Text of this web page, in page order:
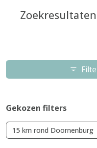
Gekozen filters
15 km rond Doornenburg